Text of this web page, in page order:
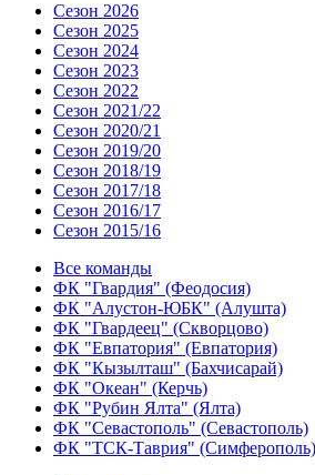
Сезон 2026
Сезон 2025
Сезон 2024
Сезон 2023
Сезон 2022
Сезон 2021/22
Сезон 2020/21
Сезон 2019/20
Сезон 2018/19
Сезон 2017/18
Сезон 2016/17
Сезон 2015/16
Все команды
ФК "Гвардия" (Феодосия)
ФК "Алустон-ЮБК" (Алушта)
ФК "Гвардеец" (Скворцово)
ФК "Евпатория" (Евпатория)
ФК "Кызылташ" (Бахчисарай)
ФК "Океан" (Керчь)
ФК "Рубин Ялта" (Ялта)
ФК "Севастополь" (Севастополь)
ФК "ТСК-Таврия" (Симферополь)